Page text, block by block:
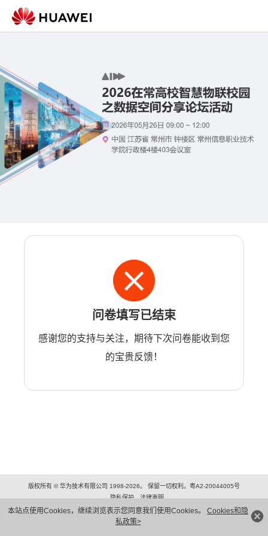
本站点使用Cookies，继续浏览表示您同意我们使用Cookies。 Cookies和隐
私政策>
问卷填写已结束
感谢您的支持与关注，期待下次问卷能收到您
的宝贵反馈！
版权所有 © 华为技术有限公司 1998-2026。 保留一切权利。粤A2-20044005号
隐私保护
法律声明